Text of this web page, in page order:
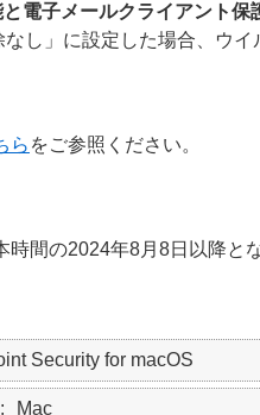
電子メールクライアント
し」に設定した場合、ウ
ら をご参照ください。
時間の2024年8月8日以降と
Security for macOS
Mac